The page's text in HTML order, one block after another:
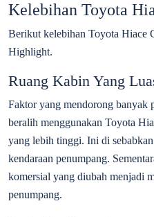
Kelebihan Toyota
Berikut kelebihan Toyota Hiace
Highlight.
Ruang Kabin Yang
Faktor yang mendorong banyak
beralih menggunakan Toyota
yang lebih tinggi. Ini di
kendaraan penumpang.
komersial yang diubah menjadi
penumpang.